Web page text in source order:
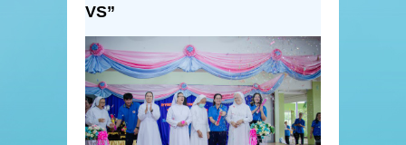
VS”